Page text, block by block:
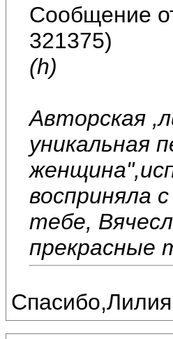
Сообщение
321375)
(h)
Авторская
уникальная
восприняла
тебе,
прекрасные